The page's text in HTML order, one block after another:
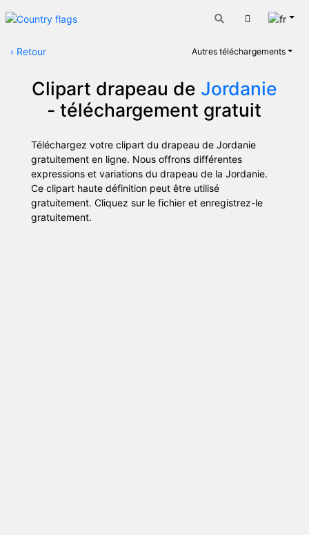
Panier
‹ Retour Autres téléchargements
Clipart drapeau de Jordanie
- téléchargement gratuit
Téléchargez votre clipart du drapeau de Jordanie
gratuitement en ligne. Nous offrons différentes
expressions et variations du drapeau de la Jordanie.
Ce clipart haute définition peut être utilisé
gratuitement. Cliquez sur le fichier et enregistrez-le
gratuitement.